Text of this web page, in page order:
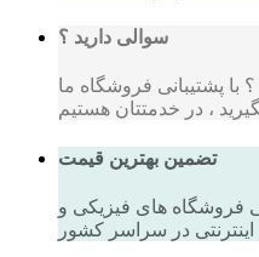
سوالی دارید ؟
با پشتیبانی فروشگاه ما
، در خدمتتان هستیم
تضمین بهترین قیمت
فروشگاه های فیزیکی و
اینترنتی در سراسر کشور